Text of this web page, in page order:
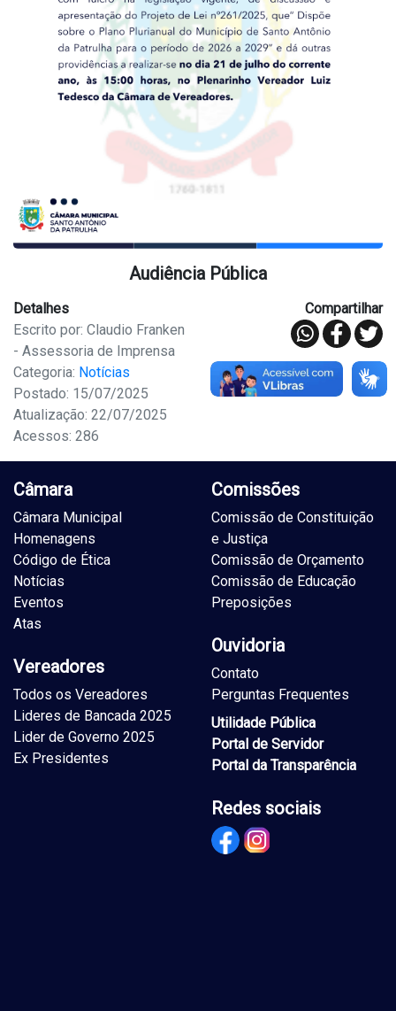
Audiência Pública
Detalhes
Escrito por: Claudio Franken
- Assessoria de Imprensa
Categoria: Notícias
Postado: 15/07/2025
Atualização: 22/07/2025
Acessos: 286
Compartilhar
Câmara
Câmara Municipal
Homenagens
Código de Ética
Notícias
Eventos
Atas
Vereadores
Todos os Vereadores
Lideres de Bancada 2025
Lider de Governo 2025
Ex Presidentes
Comissões
Comissão de Constituição
e Justiça
Comissão de Orçamento
Comissão de Educação
Preposições
Ouvidoria
Contato
Perguntas Frequentes
Utilidade Pública
Portal de Servidor
Portal da Transparência
Redes sociais